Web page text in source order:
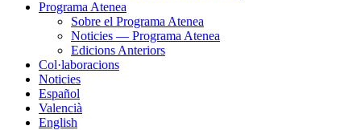
Programa Atenea
Sobre el Programa Atenea
Noticies — Programa Atenea
Edicions Anteriors
Col·laboracions
Noticies
Español
Valencià
English